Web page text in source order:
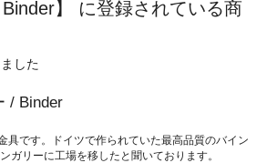
Binder】 に登録されている商
した
/ Binder
具です。ドイツで作られていた最高品質のバイン
ガリーに工場を移したと聞いております。